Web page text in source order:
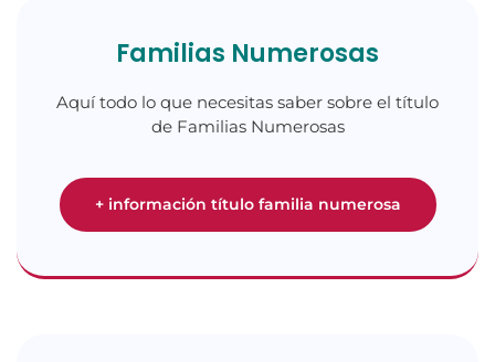
Familias Numerosas
Aquí todo lo que necesitas saber sobre el título
de Familias Numerosas
+ información título familia numerosa